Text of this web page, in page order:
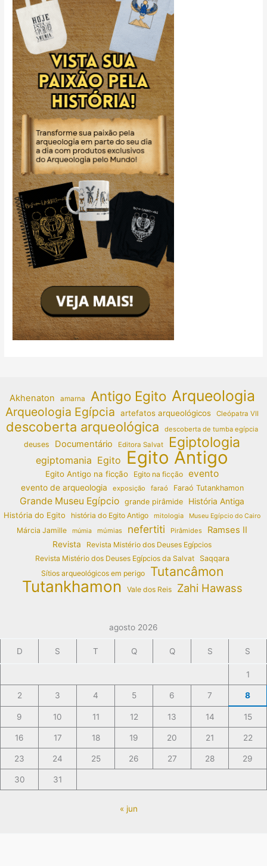
Akhenaton amarna Antigo Egito Arqueologia
Arqueologia Egípcia artefatos arqueológicos Cleópatra VII
descoberta arqueológica descoberta de tumba egípcia
deuses Documentário Editora Salvat Egiptologia
egiptomania Egito Egito Antigo
Egito Antigo na ficção Egito na ficção evento
evento de arqueologia exposição faraó Faraó Tutankhamon
Grande Museu Egípcio grande pirâmide
História Antiga
História do Egito
história do Egito Antigo mitologia Museu Egípcio do Cairo
Márcia Jamille múmia múmias nefertiti Pirâmides Ramses II
Revista
Revista Mistério dos Deuses Egípcios
Revista Mistério dos Deuses Egípcios da Salvat
Saqqara
Sítios arqueológicos em perigo
Tutancâmon
Tutankhamon Vale dos Reis Zahi Hawass
agosto 2026
D S T Q Q S S
1
2 3 4 5 6 7 8
9 10 11 12 13 14 15
16 17 18 19 20 21 22
23 24 25 26 27 28 29
30 31
« jun